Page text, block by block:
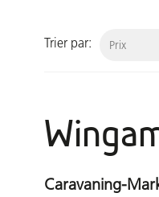
Trier par:
Caravaning-